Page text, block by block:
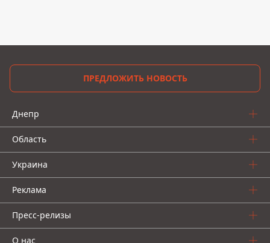
ПРЕДЛОЖИТЬ НОВОСТЬ
Днепр
Область
Украина
Реклама
Пресс-релизы
О нас